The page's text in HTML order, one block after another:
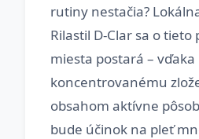
rutiny nestačia?
Rilastil D-Clar sa o
miesta postará – vďaka
koncentrovanému
obsahom aktívne
bude účinok na pleť